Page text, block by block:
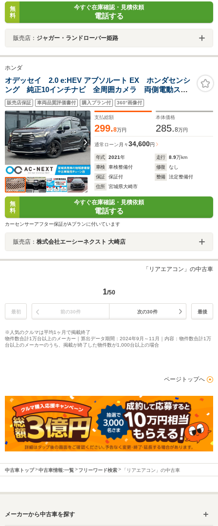
無
料
今すぐ在庫確認・見積依頼
電話する
販売店： ジャガー・ランドローバー姫路
ホンダ
オデッセイ 2.0 e:HEV アブソルート EX ホンダセンシ
ング 純正10インチナビ 全周囲カメラ 両側電動スラ
イドドア パワーバックドア ブラインドスポットモニ
ター アダプティブクルーズコントロール ETC2.0 フ
ルセグTV CD DVD再生 Bluetooth USB
販売店保証 車両品質評価書付 購入プラン付 360°画像付
支払総額
299.8万円
本体価格
285.8万円
通常ローン 月々34,600円
年式 2021年 走行 8.9万km
車検
車検整備付 修復
なし
保証
保証付 整備
法定整備付
住所
宮城県大崎市
無
料
今すぐ在庫確認・見積依頼
電話する
カーセンサーアフター保証がAプランに付いています
販売店： 株式会社エーシーネクスト 大崎店
「リアエアコン」の中古車
1/50
最初 前の30件 次の30件 最後
※人気のクルマは平均1ヶ月で掲載終了
物件数合計1万台以上のメーカー｜算出データ期間：2024年9月～11月｜内容：物件数合計1万
台以上のメーカーのうち、掲載が終了した物件数が1,000台以上の場合
ページトップへ
中古車トップ 中古車情報:一覧 フリーワード検索 「リアエアコン」の中古車
メーカーから中古車を探す